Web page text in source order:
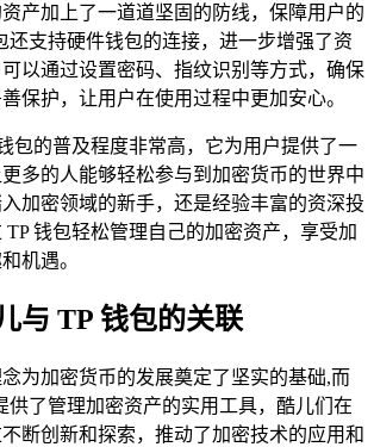
产加上了一道道坚固的防线，保障用户的
还支持硬件钱包的连接，进一步增强了资
以通过设置密码、指纹识别等方式，确保
保护，让用户在使用过程中更加安心。
包的普及程度非常高，它为用户提供了一
多的人能够轻松参与到加密货币的世界中
加密领域的新手，还是经验丰富的资深投
钱包轻松管理自己的加密资产，享受加
机遇。
与 TP 钱包的关联
为加密货币的发展奠定了坚实的基础,而
供了管理加密资产的实用工具，酷儿们在
断创新和探索，推动了加密技术的应用和